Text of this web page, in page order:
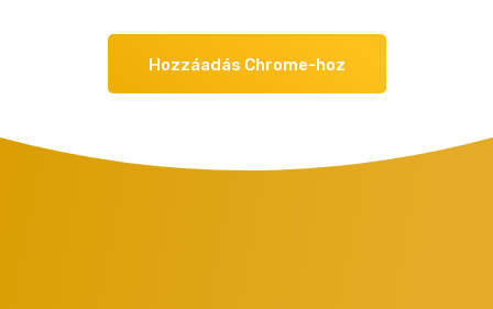
Hozzáadás Chrome-hoz